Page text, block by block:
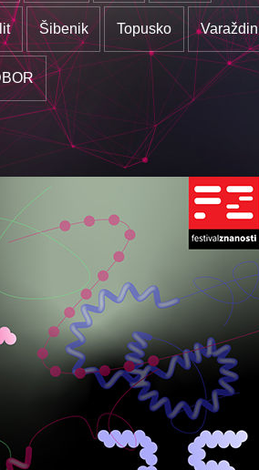
Šibenik Topusko Varaždin